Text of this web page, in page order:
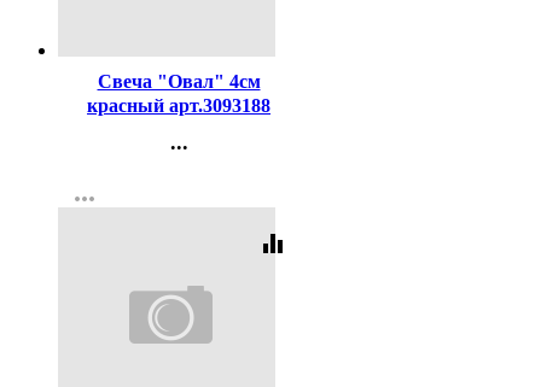
Свеча "Овал" 4см
красный арт.3093188
...
Регистрация
more_horiz
equalizer